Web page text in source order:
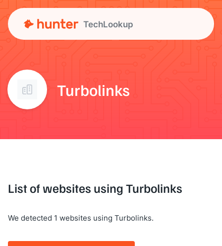
TechLookup
Turbolinks
List of websites using Turbolinks
We detected 1 websites using Turbolinks.